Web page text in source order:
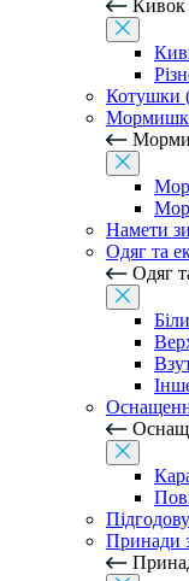
Кивок
Котушки
Намети
Одяг та
Одяг
Принади